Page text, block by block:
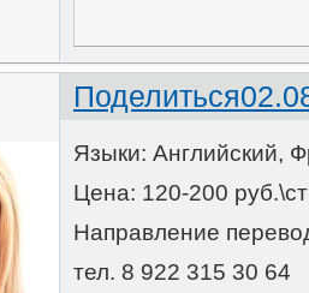
Поделиться
Языки: Английский,
Цена: 120-200
Направление
тел. 8 922 315 30 64